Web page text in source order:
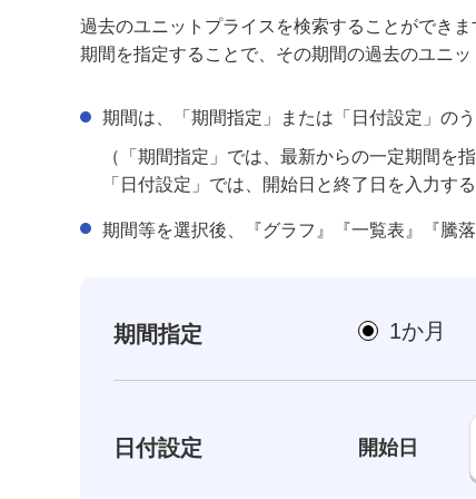
過去のユニットプライスを検索することができま
期間を指定することで、その期間の過去のユニッ
期間は、「期間指定」または「日付設定」の
（「期間指定」では、最新からの一定期間を
「日付設定」では、開始日と終了日を入力す
期間等を選択後、『グラフ』『一覧表』『騰
期間指定 1か月
日付設定 開始日